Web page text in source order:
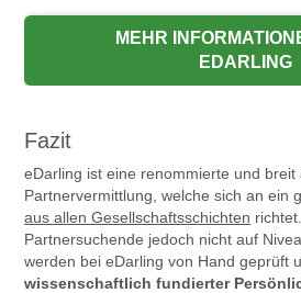
Fazit
eDarling ist eine renommierte und breit
Partnervermittlung, welche sich an ein
aus allen Gesellschaftsschichten
Partnersuchende jedoch nicht auf
werden bei eDarling von Hand geprüft
wissenschaftlich fundierter